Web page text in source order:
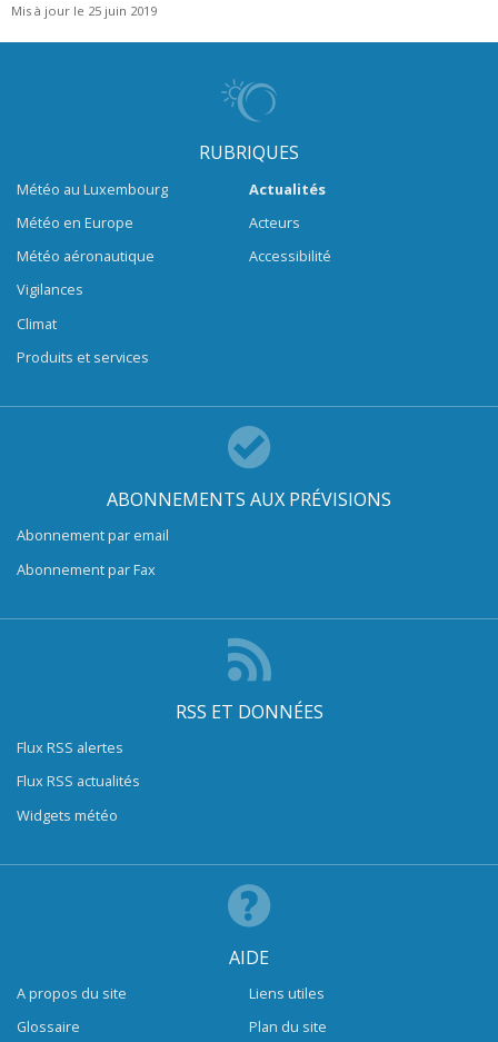
Mis à jour le 25 juin 2019
RUBRIQUES
Météo au Luxembourg
Météo en Europe
Météo aéronautique
Vigilances
Climat
Produits et services
Actualités
Acteurs
Accessibilité
ABONNEMENTS AUX PRÉVISIONS
Abonnement par email
Abonnement par Fax
RSS ET DONNÉES
Flux RSS alertes
Flux RSS actualités
Widgets météo
AIDE
A propos du site
Glossaire
Liens utiles
Plan du site